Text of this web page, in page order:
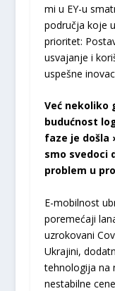
mi u EY-u
područja koje
prioritet:
usvajanje i
uspešne
Već nekoliko
budućnost
faze je došla
smo svedoci
problem u
E-mobilnost
poremećaji
uzrokovani
Ukrajini,
tehnologija na
nestabilne